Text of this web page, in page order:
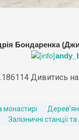
Бондаренка
Дивитись на
монастирі
Залізничні станції